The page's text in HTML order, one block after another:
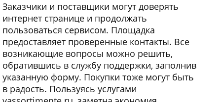
Заказчики и поставщики могут доверять
интернет странице и продолжать
пользоваться сервисом. Площадка
предоставляет проверенные контакты. Все
возникающие вопросы можно решить,
обратившись в службу поддержки, заполнив
указанную форму. Покупки тоже могут быть
в радость. Пользуясь услугами